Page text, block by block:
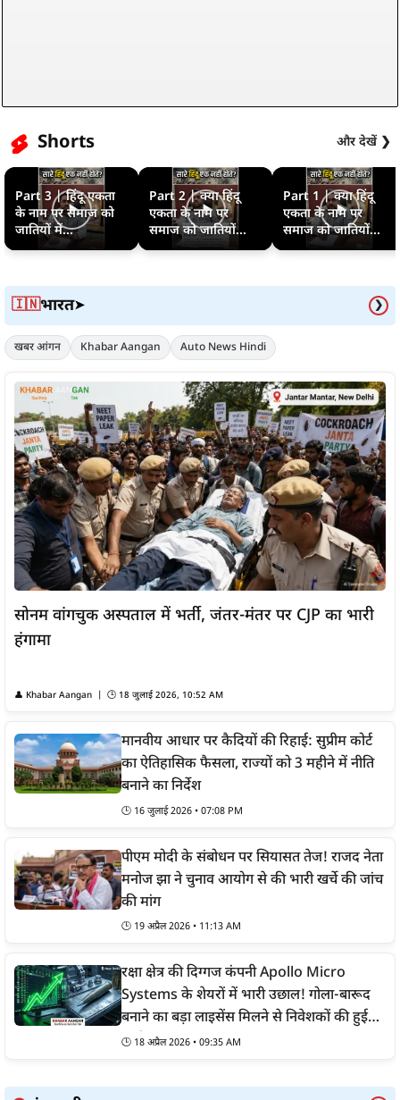
Shorts और देखें ❯
Part 3 | हिंदू एकता
के नाम पर समाज को
जातियों में...
Part 2 | क्या हिंदू
एकता के नाम पर
समाज को जातियों...
Part 1 | क्या हिंदू
एकता के नाम पर
समाज को जातियों...
🇮🇳भारत➤ ❯
खबर आंगन Khabar Aangan Auto News Hindi
सोनम वांगचुक अस्पताल में भर्ती, जंतर-मंतर पर CJP का भारी
हंगामा
👤 Khabar Aangan | 🕒 18 जुलाई 2026, 10:52 AM
मानवीय आधार पर कैदियों की रिहाई: सुप्रीम कोर्ट
का ऐतिहासिक फैसला, राज्यों को 3 महीने में नीति
बनाने का निर्देश
🕒 16 जुलाई 2026 • 07:08 PM
पीएम मोदी के संबोधन पर सियासत तेज! राजद नेता
मनोज झा ने चुनाव आयोग से की भारी खर्चे की जांच
की मांग
🕒 19 अप्रैल 2026 • 11:13 AM
रक्षा क्षेत्र की दिग्गज कंपनी Apollo Micro
Systems के शेयरों में भारी उछाल! गोला-बारूद
बनाने का बड़ा लाइसेंस मिलने से निवेशकों की हुई
चांदी
🕒 18 अप्रैल 2026 • 09:35 AM